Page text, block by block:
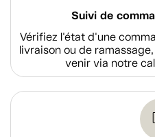
Suivi de
Vérifiez l'état d'une
livraison ou de
venir via notre